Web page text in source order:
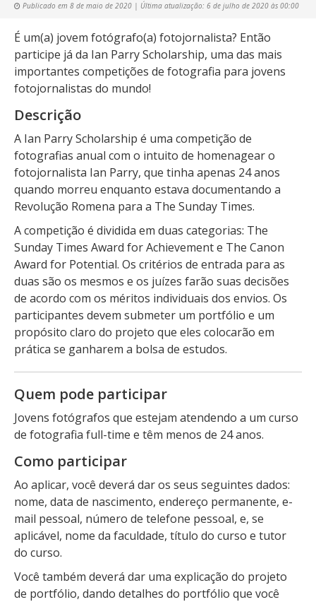
Publicado em 8 de maio de 2020 | Última atualização: 6 de julho de 2020 às 00:00
É um(a) jovem fotógrafo(a) fotojornalista? Então
participe já da Ian Parry Scholarship, uma das mais
importantes competições de fotografia para jovens
fotojornalistas do mundo!
Descrição
A Ian Parry Scholarship é uma competição de
fotografias anual com o intuito de homenagear o
fotojornalista Ian Parry, que tinha apenas 24 anos
quando morreu enquanto estava documentando a
Revolução Romena para a The Sunday Times.
A competição é dividida em duas categorias: The
Sunday Times Award for Achievement e The Canon
Award for Potential. Os critérios de entrada para as
duas são os mesmos e os juízes farão suas decisões
de acordo com os méritos individuais dos envios. Os
participantes devem submeter um portfólio e um
propósito claro do projeto que eles colocarão em
prática se ganharem a bolsa de estudos.
Quem pode participar
Jovens fotógrafos que estejam atendendo a um curso
de fotografia full-time e têm menos de 24 anos.
Como participar
Ao aplicar, você deverá dar os seus seguintes dados:
nome, data de nascimento, endereço permanente, e-
mail pessoal, número de telefone pessoal, e, se
aplicável, nome da faculdade, título do curso e tutor
do curso.
Você também deverá dar uma explicação do projeto
de portfólio, dando detalhes do portfólio que você